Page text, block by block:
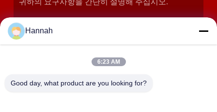
Hannah
6:23 AM
Good day, what product are you looking for?